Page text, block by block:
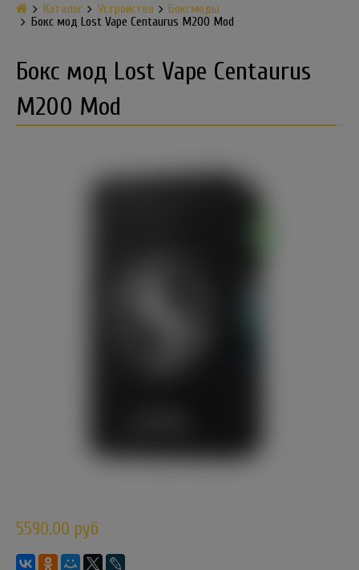
Каталог Устройства
Боксмоды
Бокс мод Lost Vape Centaurus M200 Mod
Бокс мод Lost Vape Centaurus
M200 Mod
5590.00 руб